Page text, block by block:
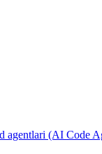
agentlari (AI Code